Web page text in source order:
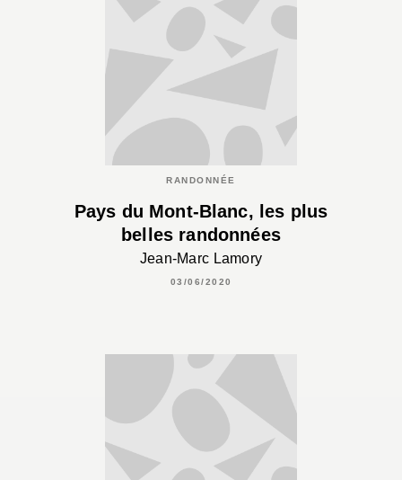
RANDONNÉE
Pays du Mont-Blanc, les plus
belles randonnées
Jean-Marc Lamory
03/06/2020